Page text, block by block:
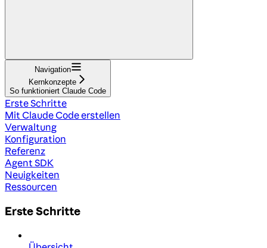
Navigation
Kernkonzepte
So funktioniert Claude Code
Erste Schritte
Mit Claude Code erstellen
Verwaltung
Konfiguration
Referenz
Agent SDK
Neuigkeiten
Ressourcen
Erste Schritte